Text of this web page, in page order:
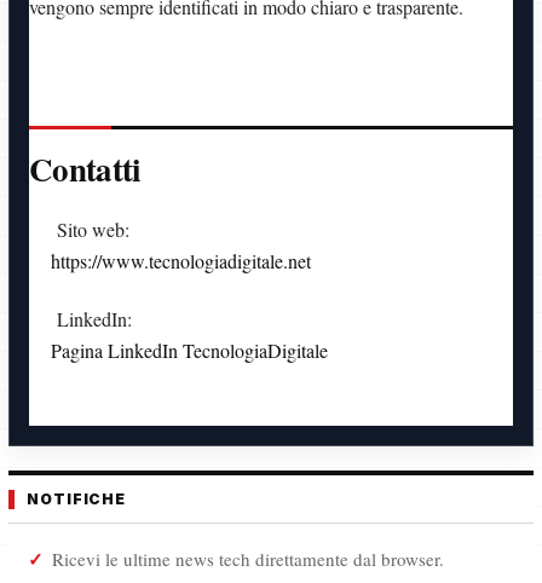
vengono sempre identificati in modo chiaro e trasparente.
Contatti
Sito web:
https://www.tecnologiadigitale.net
LinkedIn:
Pagina LinkedIn TecnologiaDigitale
NOTIFICHE
Ricevi le ultime news tech direttamente dal browser.